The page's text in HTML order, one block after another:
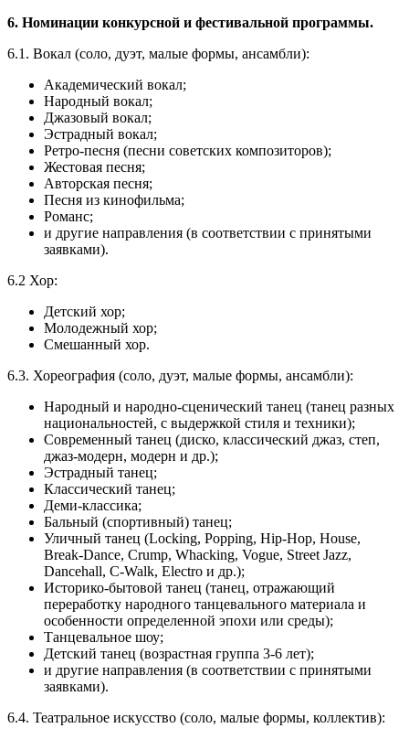
6. Номинации конкурсной и фестивальной программы.
6.1. Вокал (соло, дуэт, малые формы, ансамбли):
Академический вокал;
Народный вокал;
Джазовый вокал;
Эстрадный вокал;
Ретро-песня (песни советских композиторов);
Жестовая песня;
Авторская песня;
Песня из кинофильма;
Романс;
и другие направления (в соответствии с принятыми
заявками).
6.2 Хор:
Детский хор;
Молодежный хор;
Смешанный хор.
6.3. Хореография (соло, дуэт, малые формы, ансамбли):
Народный и народно-сценический танец (танец разных
национальностей, с выдержкой стиля и техники);
Современный танец (диско, классический джаз, степ,
джаз-модерн, модерн и др.);
Эстрадный танец;
Классический танец;
Деми-классика;
Бальный (спортивный) танец;
Уличный танец (Locking, Popping, Hip-Hop, House,
Break-Dance, Crump, Whacking, Vogue, Street Jazz,
Dancehall, C-Walk, Electro и др.);
Историко-бытовой танец (танец, отражающий
переработку народного танцевального материала и
особенности определенной эпохи или среды);
Танцевальное шоу;
Детский танец (возрастная группа 3-6 лет);
и другие направления (в соответствии с принятыми
заявками).
6.4. Театральное искусство (соло, малые формы, коллектив):